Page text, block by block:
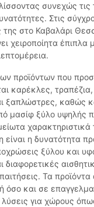
συνεχώς τις
Στις
της στο Καβαλάρι
χειροποίητα έπιπλα
προϊόντων που
καρέκλες,
ξαπλώστρες, καθώς
μασίφ ξύλο υψηλής
είναι η δυνατότητα
ξύλου και
διαφορετικές
Τα
όσο και σε
για χώρους